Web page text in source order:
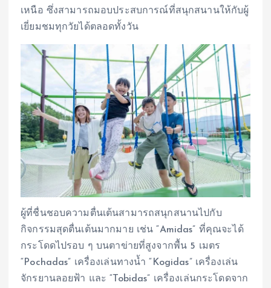
เหนือ ซึ่งสามารถมอบประสบการณ์ที่สนุกสนานให้กับผู้
เยี่ยมชมทุกวัยได้ตลอดทั้งวัน
ผู้ที่ชื่นชอบความตื่นเต้นสามารถสนุกสนานไปกับ
กิจกรรมสุดตื่นเต้นมากมาย เช่น “Amidas” ที่คุณจะได้
กระโดดไปรอบ ๆ บนตาข่ายที่สูงจากพื้น 5 เมตร
“Pochadas” เครื่องเล่นทางน้ำ “Kogidas” เครื่องเล่น
จักรยานลอยฟ้า และ “Tobidas” เครื่องเล่นกระโดดจาก